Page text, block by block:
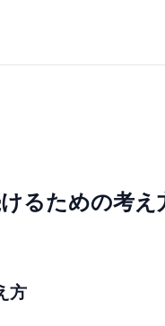
るための考え
方